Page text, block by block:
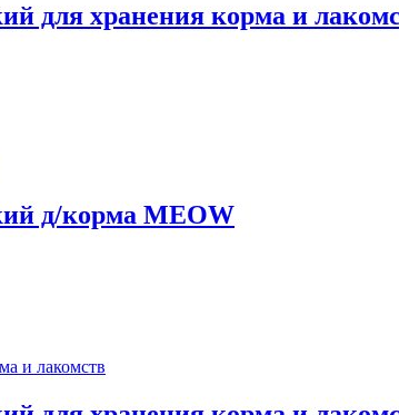
для хранения корма и
д/корма MEOW